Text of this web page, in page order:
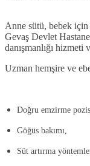
Anne sütü, bebek
Gevaş Devlet
danışmanlığı hizmeti
Uzman hemşire ve
Doğru emzirme
Göğüs bakımı,
Süt artırma